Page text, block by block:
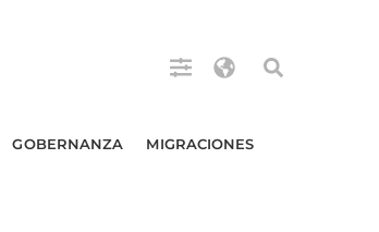
GOBERNANZA MIGRACIONES